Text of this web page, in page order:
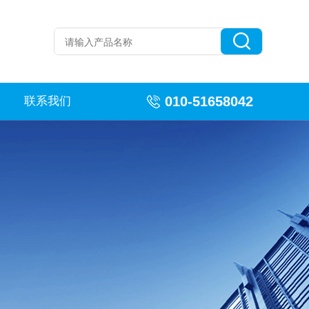
联系我们 010-51658042